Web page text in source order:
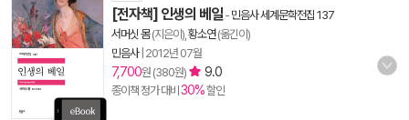
[전자책] 인생의 베일 - 민음사 세계문학전집 137
서머싯 몸(지은이), 황소연(옮긴이)
민음사| 2012년 07월
7,700원 (380원) 9.0
종이책 정가 대비 30%할인